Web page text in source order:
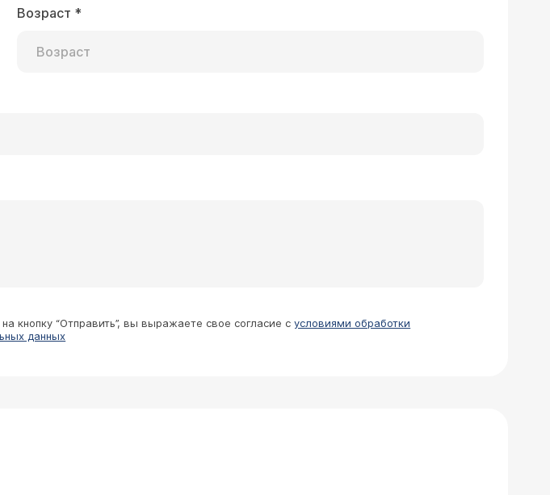
Возраст *
кнопку “Отправить”, вы выражаете свое согласие сусловиями обработки
данных